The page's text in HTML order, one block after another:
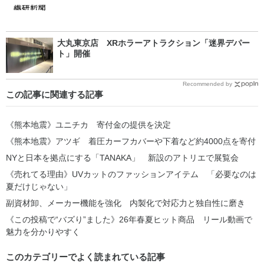
大丸東京店 XRホラーアトラクション「迷界デパー
ト」開催
Recommended by
この記事に関連する記事
《熊本地震》ユニチカ 寄付金の提供を決定
《熊本地震》アツギ 着圧カーフカバーや下着など約4000点を寄付
NYと日本を拠点にする「TANAKA」 新設のアトリエで展覧会
《売れてる理由》UVカットのファッションアイテム 「必要なのは
夏だけじゃない」
副資材卸、メーカー機能を強化 内製化で対応力と独自性に磨き
《この投稿で“バズり”ました》26年春夏ヒット商品 リール動画で
魅力を分かりやすく
このカテゴリーでよく読まれている記事